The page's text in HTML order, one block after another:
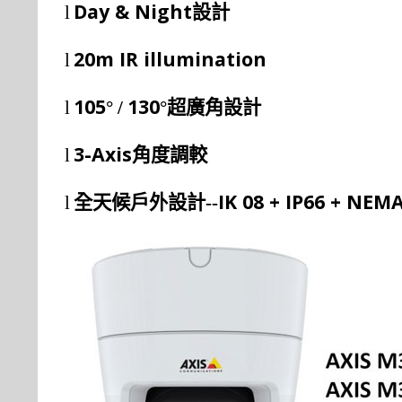
l Day & Night設計
l 20m IR illumination
l 105° / 130°超廣角設計
l 3-Axis角度調較
l全天候戶外設計--IK 08 + IP66 +